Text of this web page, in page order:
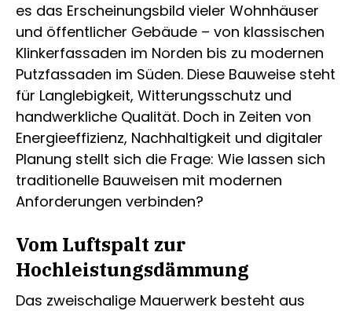
es das Erscheinungsbild vieler Wohnhäuser
und öffentlicher Gebäude – von klassischen
Klinkerfassaden im Norden bis zu modernen
Putzfassaden im Süden. Diese Bauweise steht
für Langlebigkeit, Witterungsschutz und
handwerkliche Qualität. Doch in Zeiten von
Energieeffizienz, Nachhaltigkeit und digitaler
Planung stellt sich die Frage: Wie lassen sich
traditionelle Bauweisen mit modernen
Anforderungen verbinden?
Vom Luftspalt zur
Hochleistungsdämmung
Das zweischalige Mauerwerk besteht aus